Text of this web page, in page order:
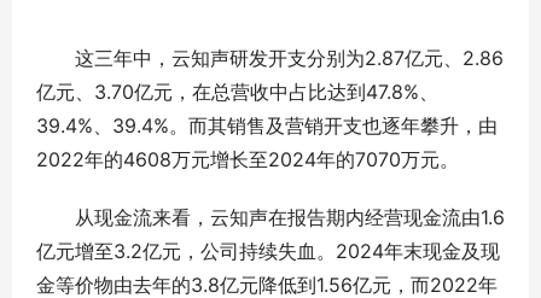
这三年中，云知声研发开支分别为2.87亿元、2.86
亿元、3.70亿元，在总营收中占比达到47.8%、
39.4%、39.4%。而其销售及营销开支也逐年攀升，由
2022年的4608万元增长至2024年的7070万元。
从现金流来看，云知声在报告期内经营现金流由1.6
亿元增至3.2亿元，公司持续失血。2024年末现金及现
金等价物由去年的3.8亿元降低到1.56亿元，而2022年